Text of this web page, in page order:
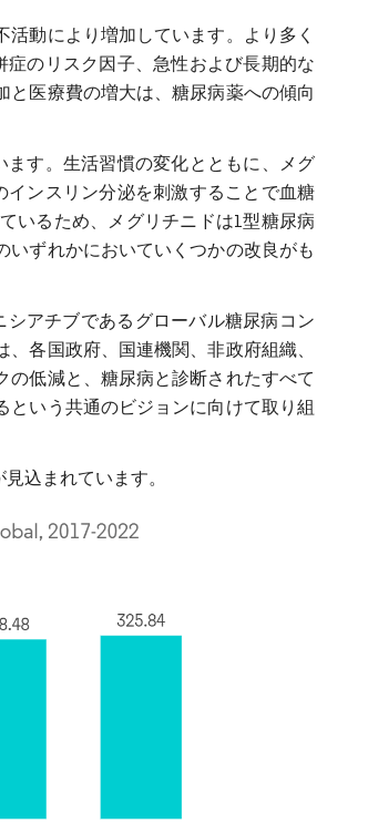
動により増加しています。より多く
のリスク因子、急性および長期的な
医療費の増大は、糖尿病薬への傾向
す。生活習慣の変化とともに、メグ
ンスリン分泌を刺激することで血糖
いるため、メグリチニドは1型糖尿病
ずれかにおいていくつかの改良がも
アチブであるグローバル糖尿病コン
各国政府、国連機関、非政府組織、
低減と、糖尿病と診断されたすべて
いう共通のビジョンに向けて取り組
込まれています。